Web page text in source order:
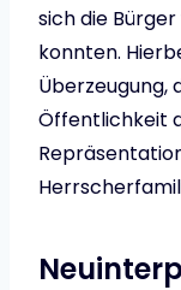
sich die
konnten.
Überzeugung,
Öffentlichkeit